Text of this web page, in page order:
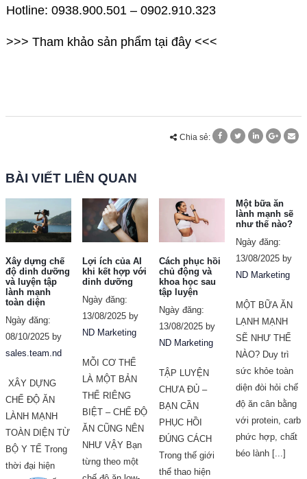
Hotline: 0938.900.501 – 0902.910.323
>>> Tham khảo sản phẩm tại đây <<<
Chia sẻ:
BÀI VIẾT LIÊN QUAN
Xây dựng chế
độ dinh dưỡng
và luyện tập
lành mạnh
toàn diện
Ngày đăng:
08/10/2025 by
sales.team.nd
XÂY DỰNG
CHẾ ĐỘ ĂN
LÀNH MẠNH
TOÀN DIỆN TỪ
BỘ Y TẾ Trong
thời đại hiện
Lợi ích của AI
khi kết hợp với
dinh dưỡng
Ngày đăng:
13/08/2025 by
ND Marketing
MỖI CƠ THỂ
LÀ MỘT BẢN
THỂ RIÊNG
BIỆT – CHẾ ĐỘ
ĂN CŨNG NÊN
NHƯ VẬY Bạn
từng theo một
Cách phục hồi
chủ động và
khoa học sau
tập luyện
Ngày đăng:
13/08/2025 by
ND Marketing
TẬP LUYỆN
CHƯA ĐỦ –
BẠN CẦN
PHỤC HỒI
ĐÚNG CÁCH
Trong thế giới
thể thao hiện
Một bữa ăn
lành mạnh sẽ
như thế nào?
Ngày đăng:
13/08/2025 by
ND Marketing
MỘT BỮA ĂN
LẠNH MẠNH
SẼ NHƯ THẾ
NÀO? Duy trì
sức khỏe toàn
diện đòi hỏi chế
độ ăn cân bằng
với protein, carb
phức hợp, chất
béo lành [...]